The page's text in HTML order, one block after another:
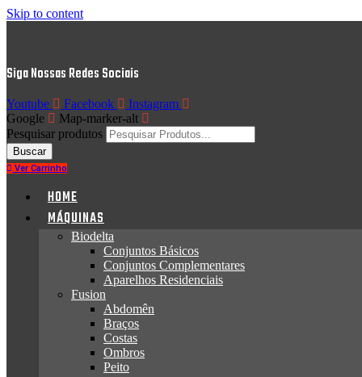
Skip to content
Siga Nossas Redes Sociais
Youtube Facebook
Instagram
Google
Map-marker-alt
Pesquisar produtos
Buscar
Ver Carrinho
HOME
MÁQUINAS
Biodelta
Conjuntos Básicos
Conjuntos Complementares
Aparelhos Residenciais
Fusion
Abdomên
Braços
Costas
Ombros
Peito